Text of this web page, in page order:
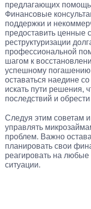
предлагающих
Финансовые
поддержки и
предоставить ценные
реструктуризации
профессиональной
шагом к
успешному
оставаться наедине
искать пути решения,
последствий и
Следуя этим советам
управлять
проблем. Важно
планировать свои
реагировать на
ситуации.